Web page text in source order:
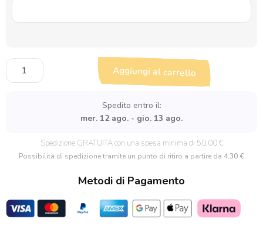
Calamita
Orsetto
Aggiungi al carrello
Spedito entro il:
mer. 12 ago. - gio. 13 ago.
Spedizione GRATUITA con una spesa minima di 50,00 €
Possibilità di spedizione tramite un punto di ritiro a partire da 4.30 €
Metodi di Pagamento